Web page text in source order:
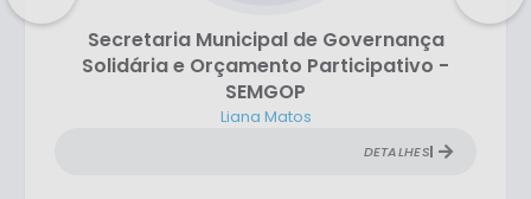
Secretaria Municipal de Governança
Solidária e Orçamento Participativo -
SEMGOP
Liana Matos
DETALHES